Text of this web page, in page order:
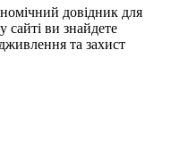
довідник для
ви знайдете
та захист